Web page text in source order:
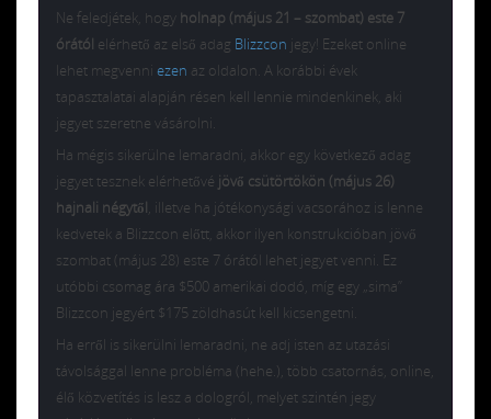
Ne feledjétek, hogy holnap (május 21 – szombat) este 7
órától elérhető az első adag Blizzcon jegy! Ezeket online
lehet megvenni ezen az oldalon. A korábbi évek
tapasztalatai alapján résen kell lennie mindenkinek, aki
jegyet szeretne vásárolni.
Ha mégis sikerülne lemaradni, akkor egy következő adag
jegyet tesznek elérhetővé jövő csütörtökön (május 26)
hajnali négytől, illetve ha jótékonysági vacsorához is lenne
kedvetek a Blizzcon előtt, akkor ilyen konstrukcióban jövő
szombat (május 28) este 7 órától lehet jegyet venni. Ez
utóbbi csomag ára $500 amerikai dodó, míg egy „sima”
Blizzcon jegyért $175 zöldhasút kell kicsengetni.
Ha erről is sikerülni lemaradni, ne adj isten az utazási
távolsággal lenne probléma (hehe.), több csatornás, online,
élő közvetítés is lesz a dologról, melyet szintén jegy